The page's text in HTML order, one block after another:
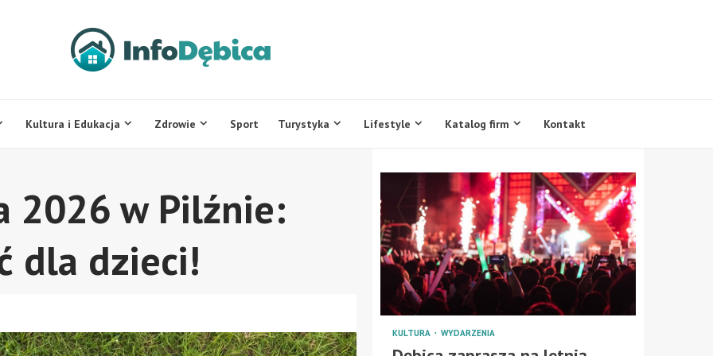
Kultura i Edukacja Zdrowie Sport Turystyka Lifestyle Katalog firm Kontakt
2026 w Pilźnie:
dla dzieci!
KULTURA WYDARZENIA